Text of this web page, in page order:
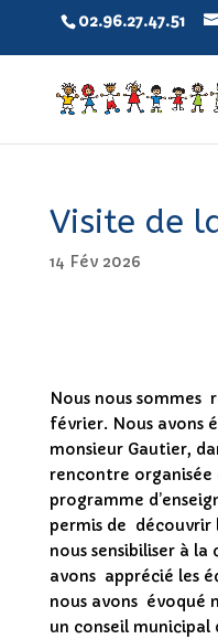
02.96.27.47.51
Visite de
14 Fév 2026
Nous nous sommes
février. Nous avons
monsieur Gautier,
rencontre organisée
programme
permis de découvrir
nous sensibiliser à
avons apprécié les
nous avons évoqué
un conseil municipal